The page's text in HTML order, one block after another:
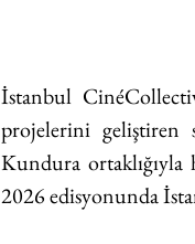
İstanbul
projelerini geliştiren
Kundura ortaklığıyla
2026 edisyonunda